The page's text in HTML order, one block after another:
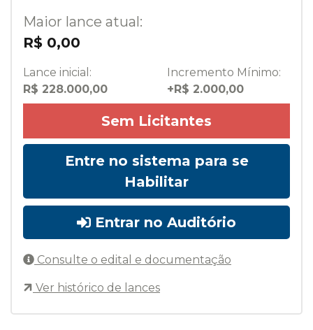
Maior lance atual:
R$ 0,00
Lance inicial:
R$ 228.000,00
Incremento Mínimo:
+R$ 2.000,00
Sem Licitantes
Entre no sistema para se
Habilitar
Entrar no Auditório
Consulte o edital e documentação
Ver histórico de lances